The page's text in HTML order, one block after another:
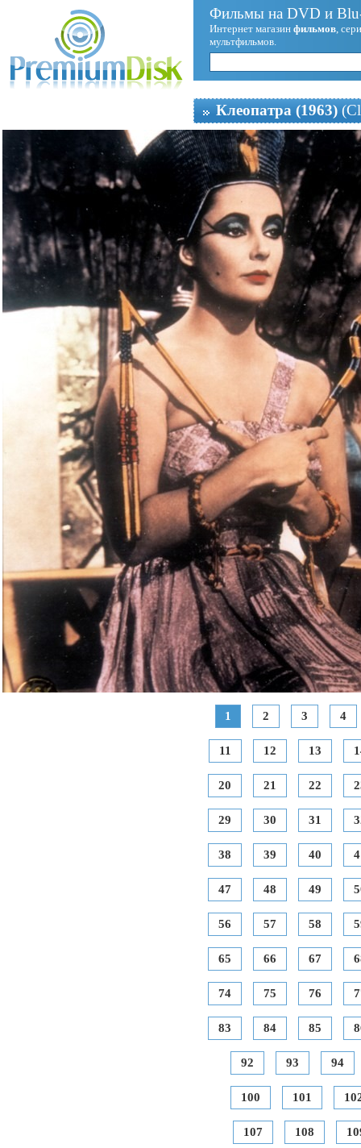
Фильмы на DVD и
Интернет магазин фильмов,
мультфильмов.
Клеопатра (1963)
1 2 3 4
11 12 13
20 21 22
29 30 31
38 39 40
47 48 49
56 57 58
65 66 67
74 75 76
83 84 85
92 93 94
100 101
107 108